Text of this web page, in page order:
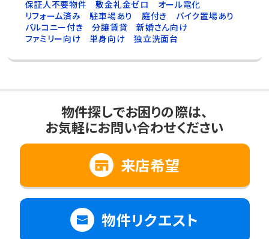
保証人不要物件
敷金礼金ゼロ
オール電化
リフォーム済み
駐車場あり 庭付き
バイク置場あり
バルコニー付き
分譲賃貸
新婚さん向け
ファミリー向け
単身向け 独立洗面台
物件探しでお困りの際は、
お気軽にお問い合わせください
来店希望
物件リクエスト